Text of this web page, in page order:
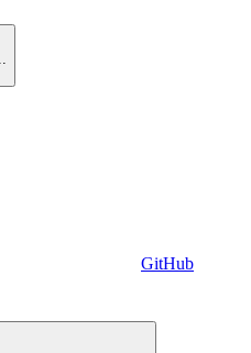
GitHub